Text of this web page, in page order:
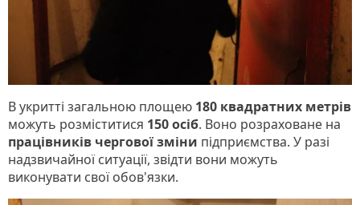
В укритті загальною площею 180 квадратних метрів
можуть розміститися 150 осіб. Воно розраховане на
працівників чергової зміни підприємства. У разі
надзвичайної ситуації, звідти вони можуть
виконувати свої обов'язки.